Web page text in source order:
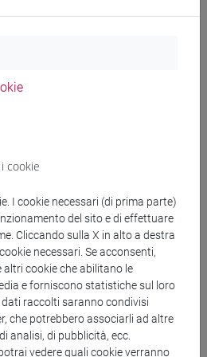
al
Contratti Pubblici
cookie
I cookie necessari (di prima parte)
del sito e di effettuare
Cliccando sulla X in alto a destra
necessari. Se acconsenti,
cookie che abilitano le
e forniscono statistiche sul loro
raccolti saranno condivisi
che potrebbero associarli ad altre
analisi, di pubblicità, ecc.
vedere quali cookie verranno